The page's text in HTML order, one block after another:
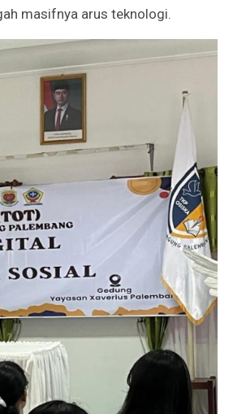
masifnya arus teknologi.
Mar 11, 2019
10 Sosok Perempuan
Sepanjang Sejarah…
Belajar dari Beato Carlo
Acutis, Menjadi Kudus di
Usia Muda
Oct 16, 2020
Inilah Kekuatan Doa
Novena Tiga Salam Maria
Irene Umar Pecah Telor
sebagai Wamen
Perempuan Buddha…
Oct 21, 2024